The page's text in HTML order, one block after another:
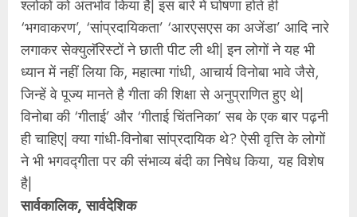
श्‍लोकों को अंतर्भाव किया है| इस बारे में घोषणा होते ही
‘भगवाकरण’, ‘सांप्रदायिकता’ ‘आरएसएस का अजेंडा’ आदि नारे
लगाकर सेक्युलॅरिस्टों ने छाती पीट ली थी| इन लोगों ने यह भी
ध्यान में नहीं लिया कि, महात्मा गांधी, आचार्य विनोबा भावे जैसे,
जिन्हें वे पूज्य मानते है गीता की शिक्षा से अनुप्राणित हुए थे|
विनोबा की ‘गीताई’ और ‘गीताई चिंतनिका’ सब के एक बार पढ़नी
ही चाहिए| क्या गांधी-विनोबा सांप्रदायिक थे? ऐसी वृत्ति के लोगों
ने भी भगवद्गीता पर की संभाव्य बंदी का निषेध किया, यह विशेष
है|
सार्वकालिक, सार्वदेशिक